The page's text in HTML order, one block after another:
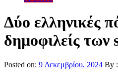
Δύο ελληνικές
δημοφιλείς των
Posted on: 9 Δεκεμβρίου, 2024 By :